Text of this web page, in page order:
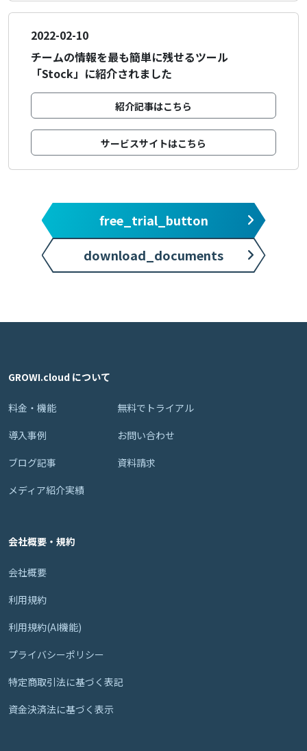
2022-02-10
チームの情報を最も簡単に残せるツール
「Stock」に紹介されました
紹介記事はこちら
サービスサイトはこちら
free_trial_button
download_documents
GROWI.cloud について
料金・機能
導入事例
ブログ記事
メディア紹介実績
無料でトライアル
お問い合わせ
資料請求
会社概要・規約
会社概要
利用規約
利用規約(AI機能)
プライバシーポリシー
特定商取引法に基づく表記
資金決済法に基づく表示